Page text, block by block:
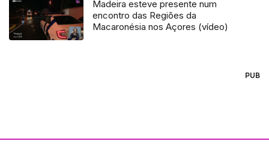
Madeira esteve presente num
encontro das Regiões da
Macaronésia nos Açores (vídeo)
PUB